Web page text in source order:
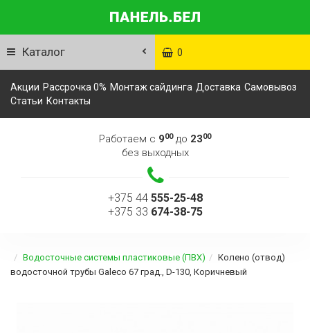
Каталог 0
Акции Рассрочка 0% Монтаж сайдинга Доставка Самовывоз
Статьи Контакты
Работаем с 900до 2300
без выходных
+375 44 555-25-48
+375 33 674-38-75
Водосточные системы пластиковые (ПВХ)
Колено (отвод)
водосточной трубы Galeco 67 град., D-130, Коричневый